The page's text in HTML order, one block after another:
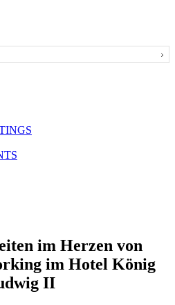
im Herzen von
im Hotel König
II